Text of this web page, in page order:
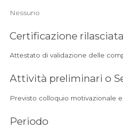
Nessuno
Certificazione rilasciata
Attestato di validazione delle
Attività preliminari o
Previsto colloquio motivazionale
Periodo